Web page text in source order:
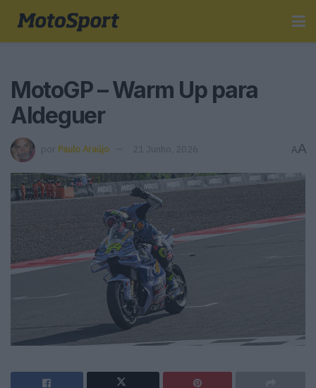
MotoGP – Warm Up para
Aldeguer
por Paulo Araújo 21 Junho, 2026 AA